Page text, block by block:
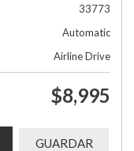
33773
Automatic
Airline Drive
$8,995
GUARDAR